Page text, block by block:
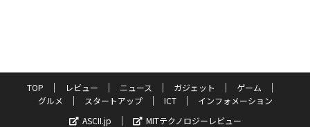
TOP レビュー ニュース ガジェット
ゲーム
グルメ
スタートアップ ICT
インフォメーション
ASCII.jp
MITテクノロジーレビュー